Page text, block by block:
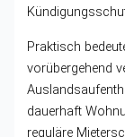
Praktisch
vorübergehend
dauerhaft
reguläre